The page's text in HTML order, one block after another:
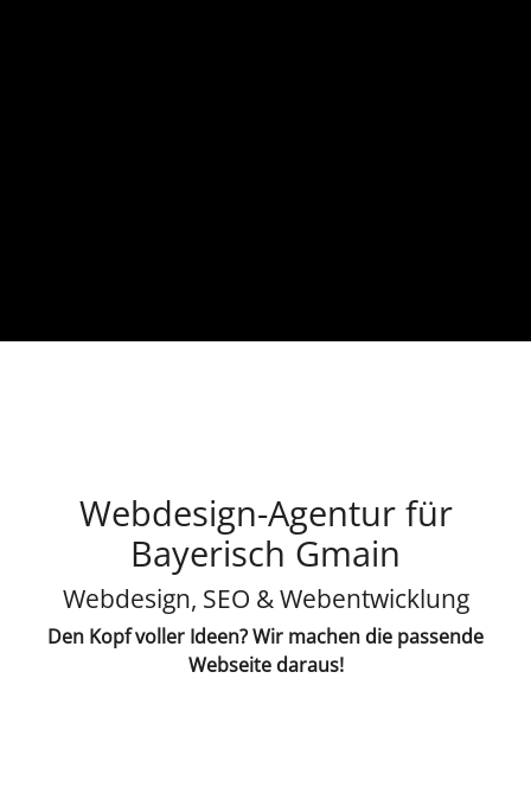
Webdesign-Agentur für
Bayerisch Gmain
Webdesign, SEO & Webentwicklung
Den Kopf voller Ideen? Wir machen die passende
Webseite daraus!